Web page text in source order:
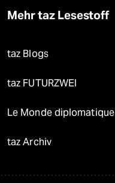
Mehr taz Lesestoff
taz Blogs
taz FUTURZWEI
Le Monde diplomatique
taz Archiv